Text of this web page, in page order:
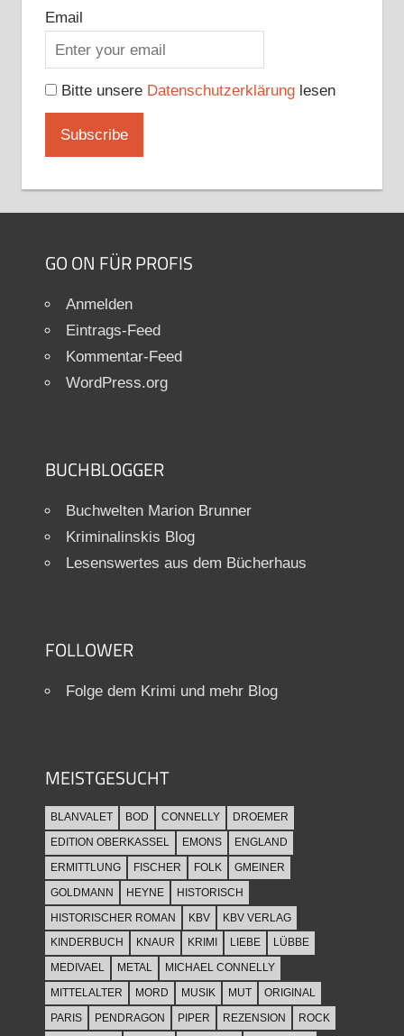
Email
Bitte unsere Datenschutzerklärunglesen
GO ON FÜR PROFIS
Anmelden
Eintrags-Feed
Kommentar-Feed
WordPress.org
BUCHBLOGGER
Buchwelten Marion Brunner
Kriminalinskis Blog
Lesenswertes aus dem Bücherhaus
FOLLOWER
Folge dem Krimi und mehr Blog
MEISTGESUCHT
BLANVALET BOD CONNELLY
DROEMER
EDITION OBERKASSEL
EMONS
ENGLAND
ERMITTLUNG
FISCHER FOLK
GMEINER
GOLDMANN
HEYNE
HISTORISCH
HISTORISCHER ROMAN
KBV
KBV VERLAG
KINDERBUCH
KNAUR KRIMI LIEBE
LÜBBE
MEDIVAEL
METAL
MICHAEL CONNELLY
MITTELALTER
MORD MUSIK MUT
ORIGINAL
PARIS
PENDRAGON PIPER REZENSION ROCK